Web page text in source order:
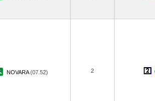
NOVARA(07.52) 2